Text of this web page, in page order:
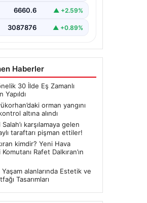
6660.6 ▲ +2.59%
3087876 ▲ +0.89%
Haberler
30 İlde Eş Zamanlı
Yapıldı
orman yangını
altına alındı
karşılamaya gelen
taraftarı pişman ettiler!
kimdir? Yeni Hava
Rafet Dalkıran’ın
Yaşam alanlarında Estetik ve
Tasarımları